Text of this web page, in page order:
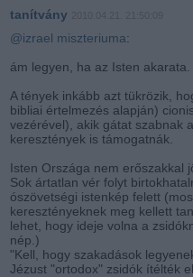
tanítvány
@izrael miszteriuma:
ám legyen, ha az Isten akarata.
A tények inkább azt tükrözik,
bibliai értelmezés alapján)
vezérével), akik gátat szabnak
keresztények is támogatnák.
Isten Országa nem erőszakkal
Sok ártatlan vér folyt
ószövetségi istenkép felett
keresztényeknek meg kellett
lehet, hogy ideje volna a
nép.)
"Kell, hogy szakadások
Jézust "ortodox" zsidók ítélték el.